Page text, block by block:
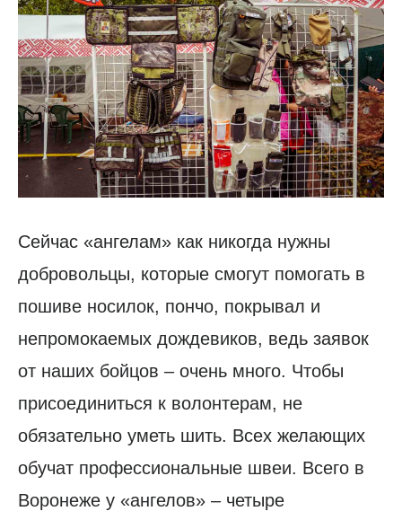
Сейчас «ангелам» как никогда нужны
добровольцы, которые смогут помогать в
пошиве носилок, пончо, покрывал и
непромокаемых дождевиков, ведь заявок
от наших бойцов – очень много. Чтобы
присоединиться к волонтерам, не
обязательно уметь шить. Всех желающих
обучат профессиональные швеи. Всего в
Воронеже у «ангелов» – четыре